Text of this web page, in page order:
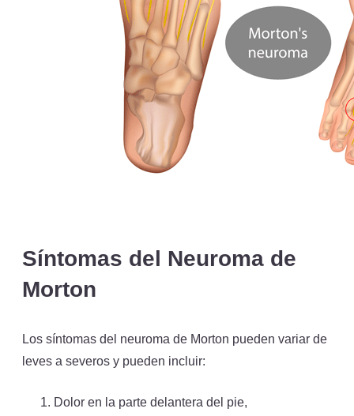
Síntomas del Neuroma de
Morton
Los síntomas del neuroma de Morton pueden variar de
leves a severos y pueden incluir:
Dolor en la parte delantera del pie,